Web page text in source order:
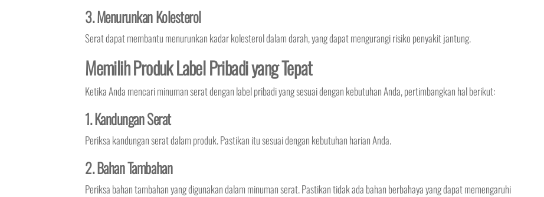
3. Menurunkan Kolesterol
Serat dapat membantu menurunkan kadar kolesterol dalam darah, yang dapat mengurangi risiko penyakit jantung.
Memilih Produk Label Pribadi yang Tepat
Ketika Anda mencari minuman serat dengan label pribadi yang sesuai dengan kebutuhan Anda, pertimbangkan hal berikut:
1. Kandungan Serat
Periksa kandungan serat dalam produk. Pastikan itu sesuai dengan kebutuhan harian Anda.
2. Bahan Tambahan
Periksa bahan tambahan yang digunakan dalam minuman serat. Pastikan tidak ada bahan berbahaya yang dapat memengaruhi